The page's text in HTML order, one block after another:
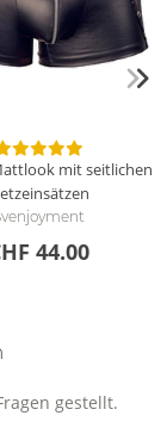
mit seitlichen
44.00
gestellt.